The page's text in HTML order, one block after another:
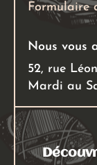
Formulaire
Nous vous
52, rue
Mardi au